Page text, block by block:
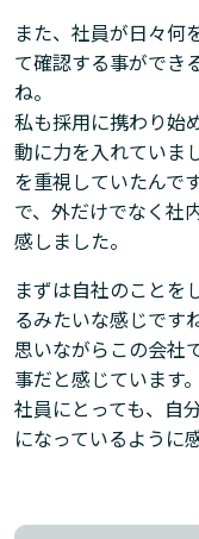
また、社員が日々何
て確認する事ができ
ね。
私も採用に携わり始
動に力を入れていま
を重視していたんで
で、外だけでなく社
感しました。
まずは自社のことを
るみたいな感じです
思いながらこの会社
事だと感じています。
社員にとっても、自
になっているように